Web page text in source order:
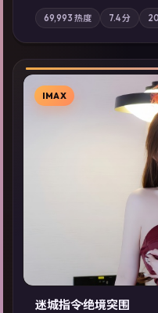
事主轴，科技与人性的边
强化地域气质；站内亦可
看」延展检索同类型高分
69,993 热度 7.4分
IMAX
迷城指令·绝境突围